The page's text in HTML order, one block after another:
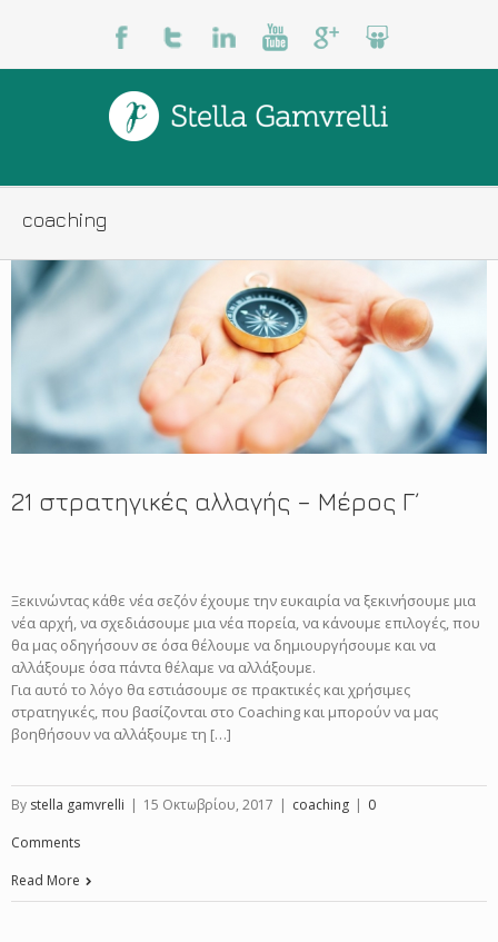
coaching
21 στρατηγικές αλλαγής – Μέρος Γ΄
Ξεκινώντας κάθε νέα σεζόν έχουμε την ευκαιρία να ξεκινήσουμε μια
νέα αρχή, να σχεδιάσουμε μια νέα πορεία, να κάνουμε επιλογές, που
θα μας οδηγήσουν σε όσα θέλουμε να δημιουργήσουμε και να
αλλάξουμε όσα πάντα θέλαμε να αλλάξουμε.
Για αυτό το λόγο θα εστιάσουμε σε πρακτικές και χρήσιμες
στρατηγικές, που βασίζονται στο Coaching και μπορούν να μας
βοηθήσουν να αλλάξουμε τη […]
By stella gamvrelli | 15 Οκτωβρίου, 2017 | coaching | 0
Comments
Read More